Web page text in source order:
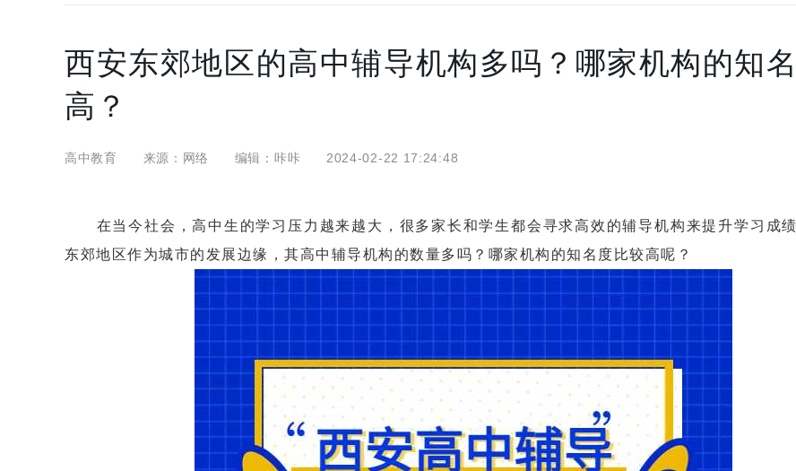
西安东郊地区的高中辅导机构多吗？哪家机构的知
高？
高中教育 来源：网络 编辑：咔咔 2024-02-22 17:24:48
在当今社会，高中生的学习压力越来越大，很多家长和学生都会寻求高效的辅导机构来提升学习成
东郊地区作为城市的发展边缘，其高中辅导机构的数量多吗？哪家机构的知名度比较高呢？